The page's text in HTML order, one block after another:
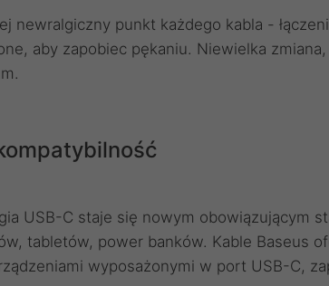
newralgiczny punkt każdego kabla -
aby zapobiec pękaniu. Niewielka
USB-C staje się nowym obowiązującym
tabletów, power banków. Kable Baseus
wyposażonymi w port USB-C,